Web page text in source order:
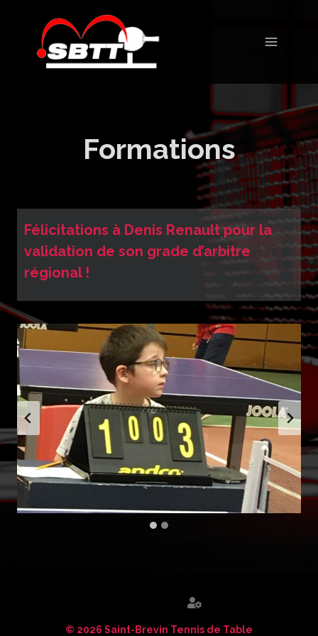
contenu
Formations
Félicitations à Denis Renault pour la
validation de son grade d’arbitre
régional !
© 2026 Saint-Brevin Tennis de Table